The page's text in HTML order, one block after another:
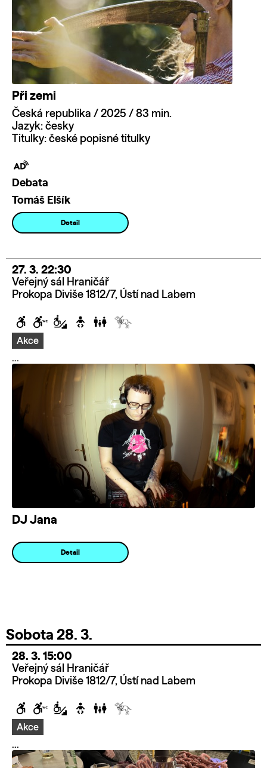
Při zemi
Česká republika / 2025 / 83 min.
Jazyk: česky
Titulky: české popisné titulky
Debata
Tomáš Elšík
Detail
27. 3. 22:30
Veřejný sál Hraničář
Prokopa Diviše 1812/7, Ústí nad Labem
Akce
...
DJ Jana
Detail
Sobota 28. 3.
28. 3. 15:00
Veřejný sál Hraničář
Prokopa Diviše 1812/7, Ústí nad Labem
Akce
...